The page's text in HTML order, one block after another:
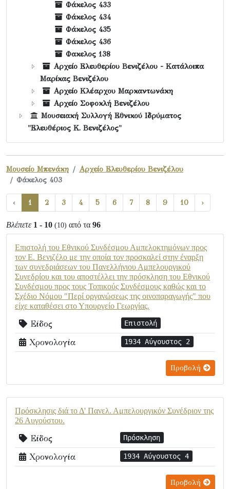
Φάκελος 433
Φάκελος 434
Φάκελος 435
Φάκελος 436
Φακελος 138
Αρχείο Ελευθερίου Βενιζέλου - Κατάλοιπα
Μαρίκας Βενιζέλου
Αρχείο Κλέαρχου Μαρκαντωνάκη
Αρχείο Σοφοκλή Βενιζέλου
Μουσειακή Συλλογή Εθνικού Ιδρύματος
"Ελευθέριος Κ. Βενιζέλος"
Μουσείο Μπενάκη
Αρχείο Ελευθερίου Βενιζέλου
Φάκελος 403
‹ 1 2 3 4 5 6 7 8 9 10 ›
Βλέπετε 1 - 10 (10) από τα 96
Επιστολή του Εθνικού Συνδέσμου Αμπελοκτημόνων προς
τον Ε. Βενιζέλο με την οποία τον προσκαλεί στην έναρξη
των συνεδριάσεων του Πανελλήνιου Αμπελουργικού
Συνεδρίου και του αποστέλλει την πρόσκληση του Εθνικού
Συνδέσμου προς τους Τοπικούς Συνδέσμους καθώς και το
Σχέδιο Νόμου "Περί οργανώσεως της οινοπαραγωγής" που
είχε καταθέσει στο Υπουργείο Γεωργίας.
Είδος Επιστολή
Χρονολογία 1934 Αύγουστος 2
Προβολή
Πρόσκλησις διά το Δ' Πανελ. Αμπελουργικόν Συνέδριον της
26 Αυγούστου.
Είδος Πρόσκληση
Χρονολογία 1934 Αύγουστος 4
Προβολή